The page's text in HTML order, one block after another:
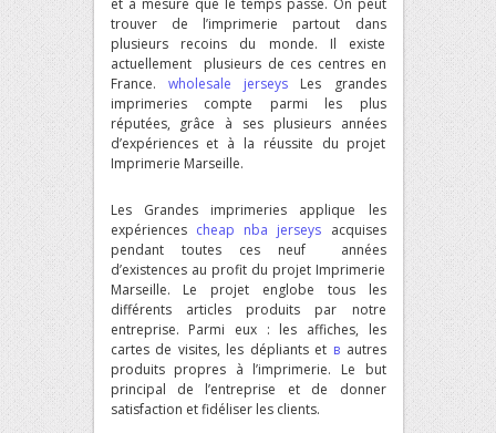
trouver de l’imprimerie partout dans
plusieurs recoins du monde. Il existe
actuellement plusieurs de ces centres en
France. wholesale jerseys Les grandes
imprimeries compte parmi les plus
réputées, grâce à ses plusieurs années
d’expériences et à la réussite du projet
Imprimerie Marseille.
Les Grandes imprimeries applique les
expériences cheap nba jerseys acquises
pendant toutes ces neuf années
d’existences au profit du projet Imprimerie
Marseille. Le projet englobe tous les
différents articles produits par notre
entreprise. Parmi eux : les affiches, les
cartes de visites, les dépliants et вautres
produits propres à l’imprimerie. Le but
principal de l’entreprise et de donner
satisfaction et fidéliser les clients.